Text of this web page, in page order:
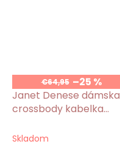
€64,95 –25 %
Janet Denese dámska
crossbody kabelka
Skladom